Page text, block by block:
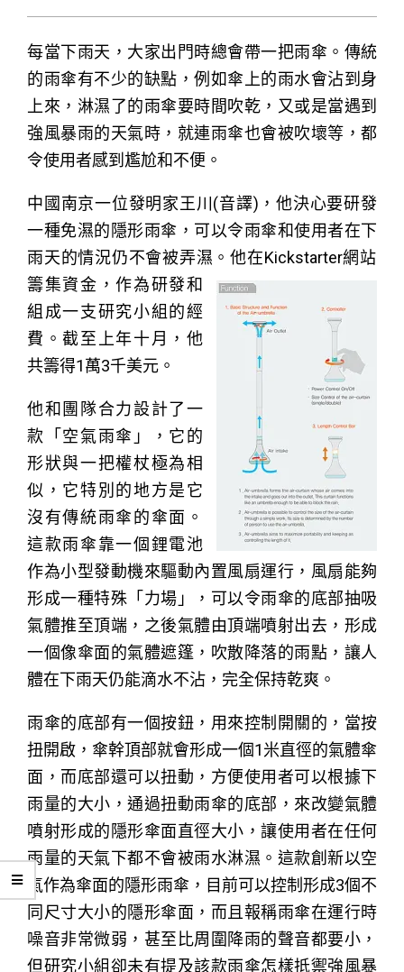
每當下雨天，大家出門時總會帶一把雨傘。傳統
的雨傘有不少的缺點，例如傘上的雨水會沾到身
上來，淋濕了的雨傘要時間吹乾，又或是當遇到
強風暴雨的天氣時，就連雨傘也會被吹壞等，都
令使用者感到尷尬和不便。
中國南京一位發明家王川(音譯)，他決心要研發
一種免濕的隱形雨傘，可以令雨傘和使用者在下
雨天的情況仍不會被弄濕。他在Kickstarter網站
籌集資金，作為研發和
組成一支研究小組的經
費。截至上年十月，他
共籌得1萬3千美元。
他和團隊合力設計了一
款「空氣雨傘」，它的
形狀與一把權杖極為相
似，它特別的地方是它
沒有傳統雨傘的傘面。
這款雨傘靠一個鋰電池
作為小型發動機來驅動內置風扇運行，風扇能夠
形成一種特殊「力場」，可以令雨傘的底部抽吸
氣體推至頂端，之後氣體由頂端噴射出去，形成
一個像傘面的氣體遮篷，吹散降落的雨點，讓人
體在下雨天仍能滴水不沾，完全保持乾爽。
雨傘的底部有一個按鈕，用來控制開關的，當按
扭開啟，傘幹頂部就會形成一個1米直徑的氣體傘
面，而底部還可以扭動，方便使用者可以根據下
雨量的大小，通過扭動雨傘的底部，來改變氣體
噴射形成的隱形傘面直徑大小，讓使用者在任何
雨量的天氣下都不會被雨水淋濕。這款創新以空
氣作為傘面的隱形雨傘，目前可以控制形成3個不
同尺寸大小的隱形傘面，而且報稱雨傘在運行時
噪音非常微弱，甚至比周圍降雨的聲音都要小，
但研究小組卻未有提及該款雨傘怎樣抵禦強風暴